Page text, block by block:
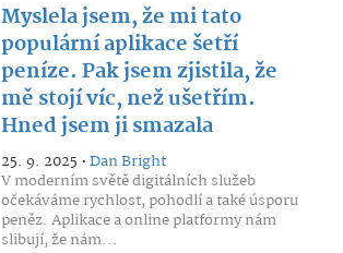
Myslela jsem, že mi tato
populární aplikace šetří
peníze. Pak jsem zjistila, že
mě stojí víc, než ušetřím.
Hned jsem ji smazala
25. 9. 2025 •Dan Bright
V moderním světě digitálních služeb
očekáváme rychlost, pohodlí a také úsporu
peněz. Aplikace a online platformy nám
slibují, že nám...